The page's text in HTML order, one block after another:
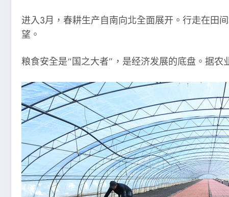
进入3月，春耕生产自南向北全面展开。行走在田
望。
粮食安全是“国之大者”，是经济发展的底盘。据